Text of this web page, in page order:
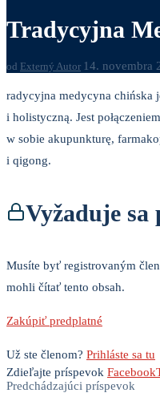
Tradycyjna
od Externý Autor 14. novembra
radycyjna medycyna chińska
i holistyczną. Jest
w sobie akupunkturę,
i qigong.
Vyžaduje sa
Musíte byť registrovaným
mohli čítať tento obsah.
Zakúpiť predplatné
Už ste členom? Prihláste sa tu
Zdieľajte príspevok Facebook
Predchádzajúci príspevok